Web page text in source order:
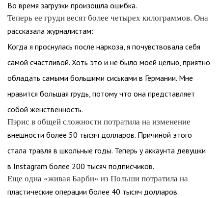
Во время загрузки произошла ошибка.
Теперь ее груди весят более четырех килограммов. Она
рассказала журналистам:
Когда я проснулась после наркоза, я почувствовала себя
самой счастливой. Хоть это и не было моей целью, приятно
обладать самыми большими сиськами в Германии. Мне
нравится большая грудь, потому что она представляет
собой женственность.
Пэрис в общей сложности потратила на изменение
внешности более 50 тысяч долларов. Причиной этого
стала травля в школьные годы. Теперь у аккаунта девушки
в Instagram более 200 тысяч подписчиков.
Еще одна «живая Барби» из Польши потратила на
пластические операции более 40 тысяч долларов.